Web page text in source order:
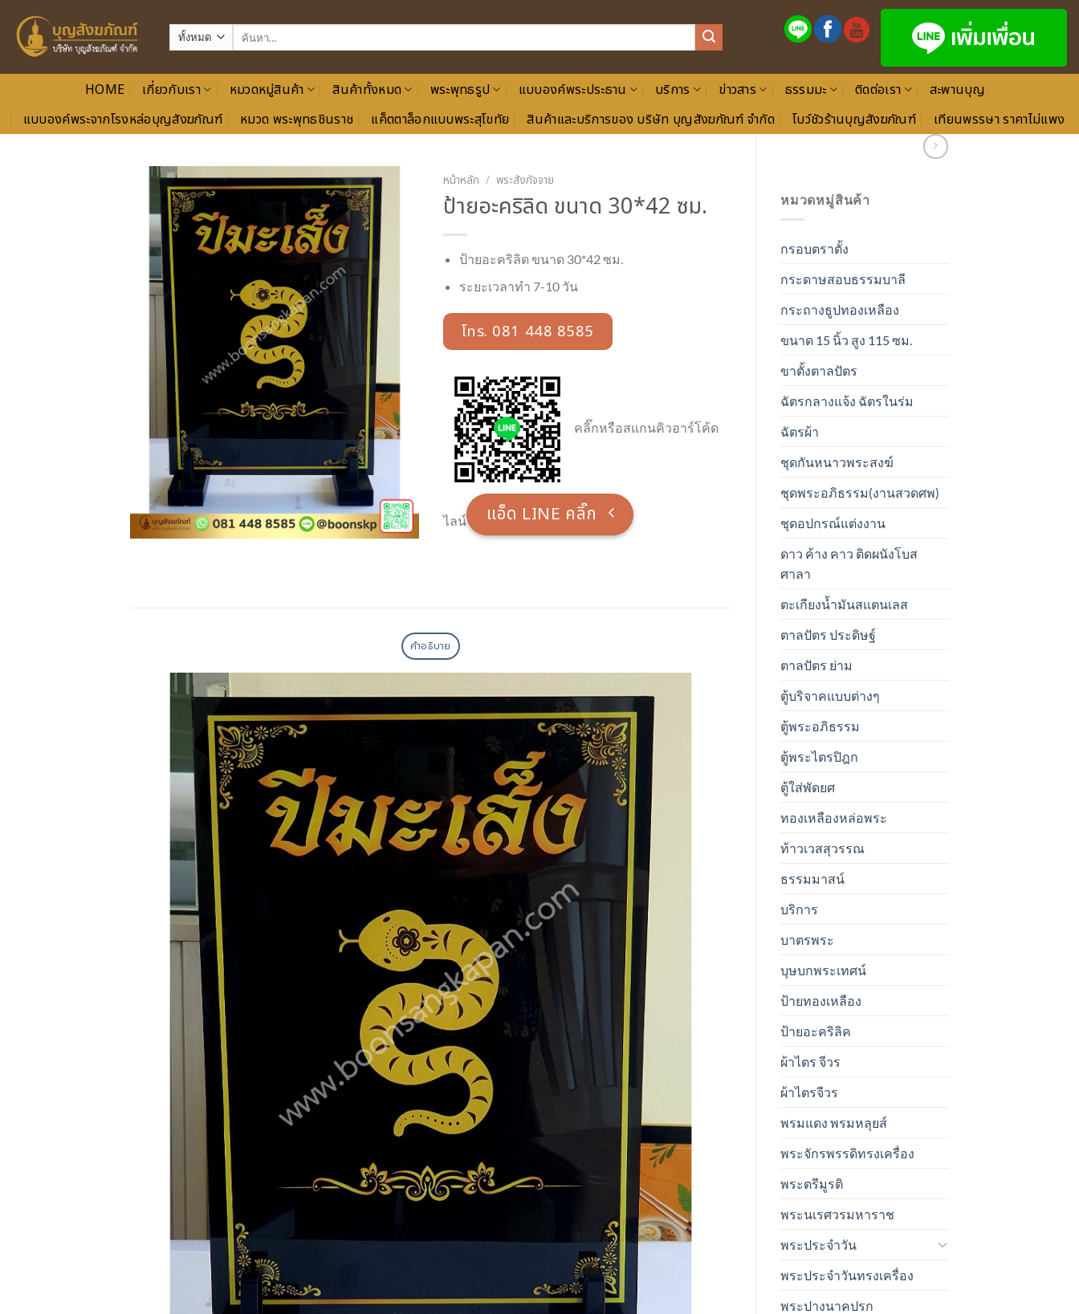
ค้นหา:
HOME เกี่ยวกับเรา หมวดหมู่สินค้า สินค้าทั้งหมด พระพุทธรูป แบบองค์พระประธาน บริการ ข่าวสาร ธรรมมะ ติดต่อเรา
สะพานบุญ
แบบองค์พระจากโรงหล่อบุญสังฆภัณฑ์
หมวด พระพุทธชินราช แค็ตตาล็อกแบบพระสุโขทัย สินค้าและบริการของ บริษัท บุญสังฆภัณฑ์ จำกัด โบว์ชัวร้านบุญสังฆภัณฑ์ เทียนพรรษา ราคาไม่แพง
หมวดหมู่สินค้า
กรอบตราตั้ง
กระดาษสอบธรรมบาลี
กระถางธูปทองเหลือง
ขนาด 15 นิ้ว สูง 115 ซม.
ขาตั้งตาลปัตร
ฉัตรกลางแจ้ง ฉัตรในร่ม
ฉัตรผ้า
ชุดกันหนาวพระสงฆ์
ชุดพระอภิธรรม(งานสวดศพ)
ชุดอปกรณ์แต่งงาน
ดาว ค้าง คาว ติดผนังโบส
ศาลา
ตะเกียงน้ำมันสแตนเลส
ตาลปัตร ประดิษฐ์
ตาลปัตร ย่าม
ตู้บริจาคแบบต่างๆ
ตู้พระอภิธรรม
ตู้พระไตรปิฎก
ตู้ใส่พัดยศ
ทองเหลืองหล่อพระ
ท้าวเวสสุวรรณ
ธรรมมาสน์
บริการ
บาตรพระ
บุษบกพระเทศน์
ป้ายทองเหลือง
ป้ายอะคริลิค
ผ้าไตร จีวร
ผ้าไตรจีวร
พรมแดง พรมหลุยส์
พระจักรพรรดิทรงเครื่อง
พระตรีมูรติ
พระนเรศวรมหาราช
พระประจำวัน
พระประจำวันทรงเครื่อง
พระปางนาคปรก
หน้าหลัก / พระสังกัจจาย
ป้ายอะคริลิด ขนาด 30*42 ซม.
ป้ายอะคริลิด ขนาด 30*42 ซม.
ระยะเวลาทำ 7-10 วัน
โทร. 081 448 8585
คลิ๊กหรือสแกนคิวอาร์โค้ด
ไลน์ แอ็ด LINE คลิ๊ก
คำอธิบาย